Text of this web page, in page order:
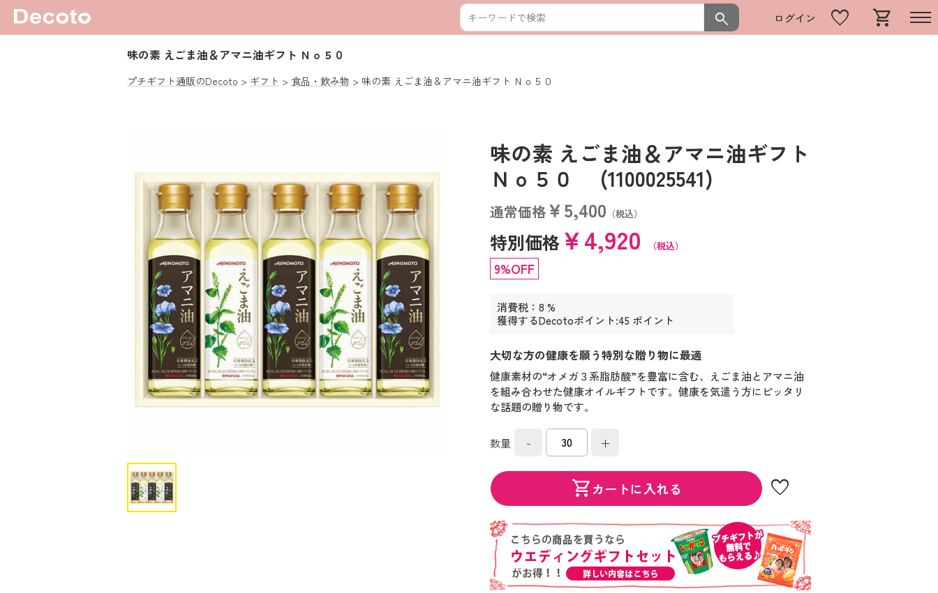
search ログイン favorite shopping_cart
味の素 えごま油＆アマニ油ギフト Ｎｏ５０
プチギフト通販のDecoto ギフト 食品・飲み物 味の素 えごま油＆アマニ油ギフト Ｎｏ５０
味の素 えごま油＆アマニ油ギフト
Ｎｏ５０ (1100025541)
通常価格￥5,400 （税込）
特別価格￥4,920 （税込）
9%OFF
消費税：8 %
獲得するDecotoポイント:45 ポイント
大切な方の健康を願う特別な贈り物に最適
健康素材の“オメガ３系脂肪酸”を豊富に含む、えごま油とアマニ油
を組み合わせた健康オイルギフトです。健康を気遣う方にピッタリ
な話題の贈り物です。
数量 - +
shopping_cartカートに入れる favorite